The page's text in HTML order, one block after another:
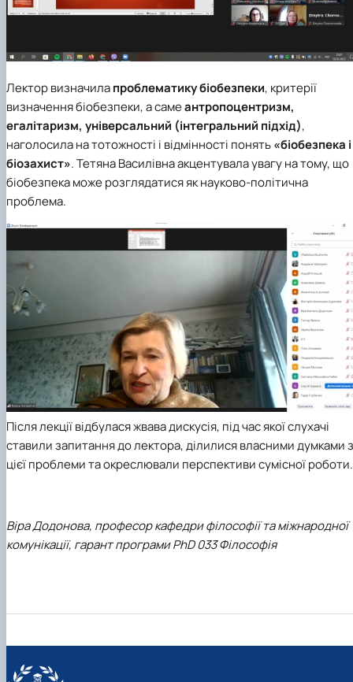
Лектор визначилапроблематику біобезпеки, критерії
визначення біобезпеки, а самеантропоцентризм,
егалітаризм, універсальний (інтегральний підхід),
наголосила на тотожності і відмінності понять«біобезпека і
біозахист». Тетяна Василівна акцентувала увагу на тому, що
біобезпека може розглядатися як науково-політична
проблема.
Після лекції відбулася жвава дискусія, під час якої слухачі
ставили запитання до лектора, ділилися власними думками з
цієї проблеми та окреслювали перспективи сумісної роботи.
Віра Додонова, професор кафедри філософії та міжнародної
комунікації, гарант програми PhD 033 Філософія